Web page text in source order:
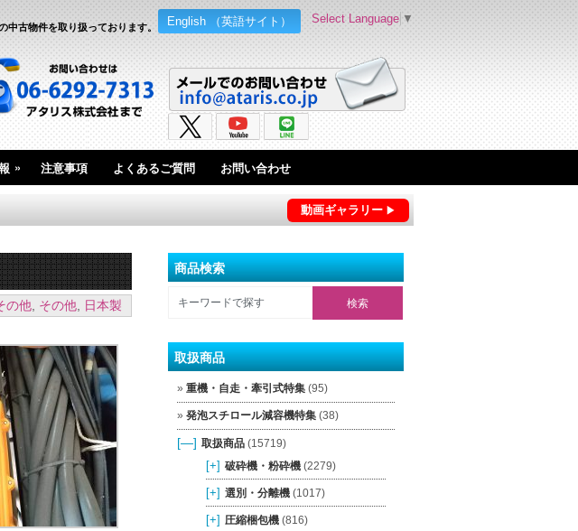
English （英語サイト）
中古物件を取り扱っております。
Select Language ▼
» 注意事項 よくあるご質問 お問い合わせ
動画ギャラリー
の他, その他, 日本製
商品検索
取扱商品
重機・自走・牽引式特集(95)
発泡スチロール減容機特集(38)
[—] 取扱商品(15719)
[+] 破砕機・粉砕機(2279)
[+] 選別・分離機(1017)
[+] 圧縮梱包機(816)